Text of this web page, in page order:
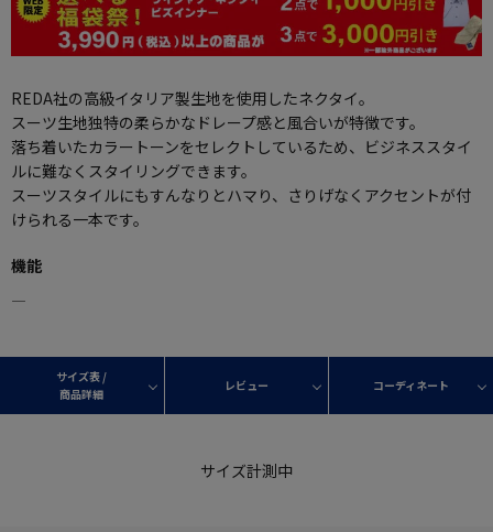
REDA社の高級イタリア製生地を使用したネクタイ。
スーツ生地独特の柔らかなドレープ感と風合いが特徴です。
落ち着いたカラートーンをセレクトしているため、ビジネススタイ
ルに難なくスタイリングできます。
スーツスタイルにもすんなりとハマり、さりげなくアクセントが付
けられる一本です。
機能
―
サイズ表 /
商品詳細
レビュー コーディネート
サイズ計測中